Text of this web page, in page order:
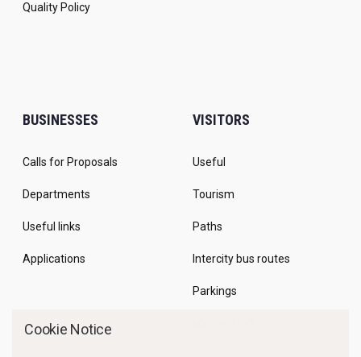
Quality Policy
BUSINESSES
Calls for Proposals
Departments
Useful links
Applications
VISITORS
Useful
Tourism
Paths
Intercity bus routes
Parkings
Cookie Notice